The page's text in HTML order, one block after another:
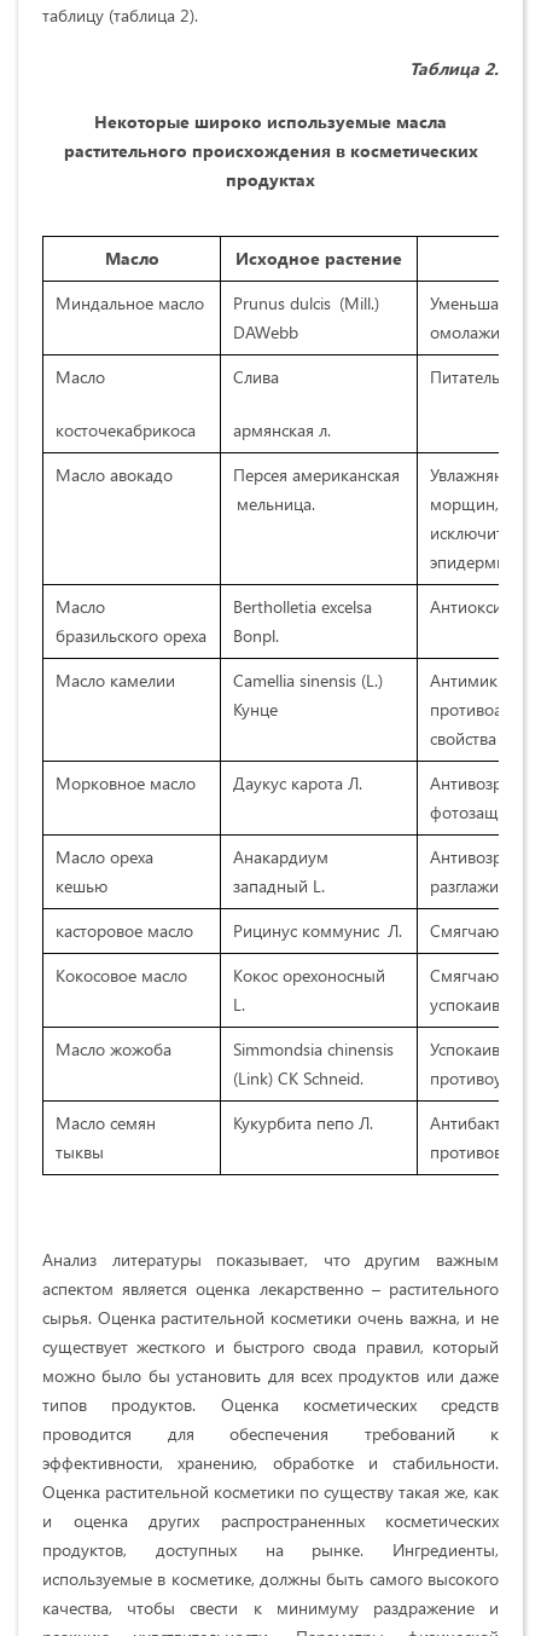
таблицу (таблица 2).
Таблица 2.
Некоторые широко используемые масла
растительного происхождения в косметических
продуктах
Масло
Исходное растение
Миндальное масло
Prunus dulcis (Mill.)
DAWebb
Уменьшает
омолаживает,
Масло
косточекабрикоса
Слива
армянская л.
Масло авокадо
Персея американская
мельница.
морщин,
эпидермис.
Масло
бразильского ореха
Bertholletia excelsa
Bonpl.
Масло камелии
Camellia sinensis (L.)
Кунце
свойства
Морковное масло
Даукус карота Л.
фотозащита,
Масло ореха
кешью
Анакардиум
западный L.
касторовое масло
Рицинус коммунис Л.
Смягчающее,
Кокосовое масло
Кокос орехоносный
L.
Смягчающее,
Масло жожоба
Simmondsia chinensis
(Link) CK Schneid.
Масло семян
тыквы
Кукурбита пепо Л.
Анализ литературы показывает, что другим важным
аспектом является оценка лекарственно – растительного
сырья. Оценка растительной косметики очень важна, и не
существует жесткого и быстрого свода правил, который
можно было бы установить для всех продуктов или даже
типов продуктов. Оценка косметических средств
проводится для обеспечения требований к
эффективности, хранению, обработке и стабильности.
Оценка растительной косметики по существу такая же, как
и оценка других распространенных косметических
продуктов, доступных на рынке. Ингредиенты,
используемые в косметике, должны быть самого высокого
качества, чтобы свести к минимуму раздражение и